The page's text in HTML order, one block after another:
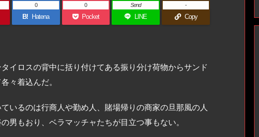
B! Hatena
0
Pocket
0
LINE
Send
Copy
-
イロスの背中に括り付けてある振り分け荷物からサンド
々着込んだ。
いるのは行商人や勤め人、賭場帰りの商家の旦那風の人
男もおり、ベラマッチャたちが目立つ事もない。